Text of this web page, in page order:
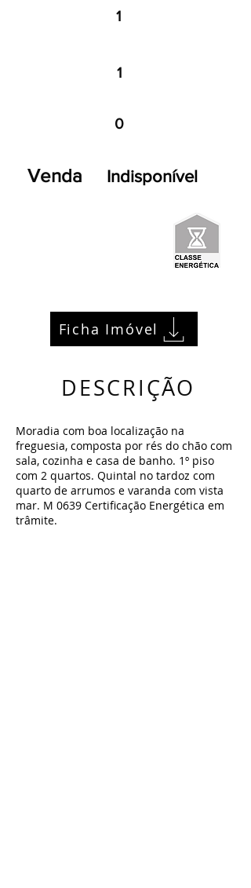
1
1
0
Venda Indisponível
Ficha Imóvel
DESCRIÇÃO
Moradia com boa localização na
freguesia, composta por rés do chão com
sala, cozinha e casa de banho. 1º piso
com 2 quartos. Quintal no tardoz com
quarto de arrumos e varanda com vista
mar. M 0639 Certificação Energética em
trâmite.